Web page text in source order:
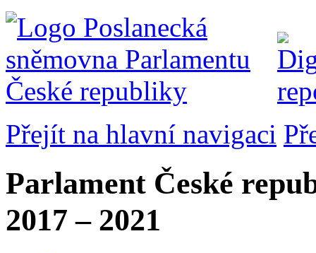
Přejít na hlavní navigaci
Parlament České
2017 – 2021